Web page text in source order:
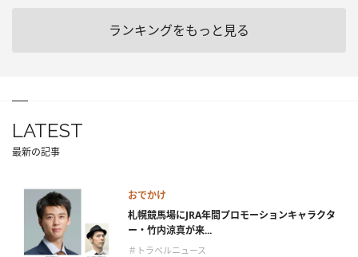
ランキングをもっと見る
LATEST
最新の記事
おでかけ
札幌競馬場にJRA年間プロモーションキャラクタ
ー・竹内涼真が来...
＃トラベルニュース